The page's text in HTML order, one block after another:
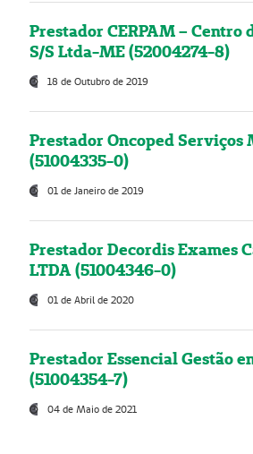
Prestador CERPAM – Centro
S/S Ltda-ME (52004274-8)
18 de Outubro de 2019
Prestador Oncoped Serviços
(51004335-0)
01 de Janeiro de 2019
Prestador Decordis Exames
LTDA (51004346-0)
01 de Abril de 2020
Prestador Essencial Gestão
(51004354-7)
04 de Maio de 2021